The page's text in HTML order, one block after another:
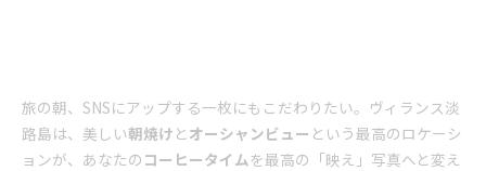
旅の朝、SNSにアップする一枚にもこだわりたい。ヴィランス淡
路島は、美しい朝焼け と オーシャンビュー という最高のロケーシ
ョンが、あなたの コーヒータイム を最高の「映え」写真へと変え